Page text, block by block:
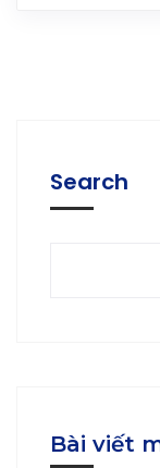
Search
Bài viết